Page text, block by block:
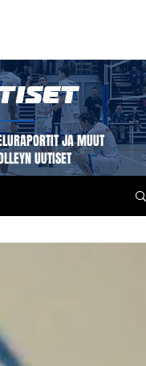
JA MUUT
UUTISET